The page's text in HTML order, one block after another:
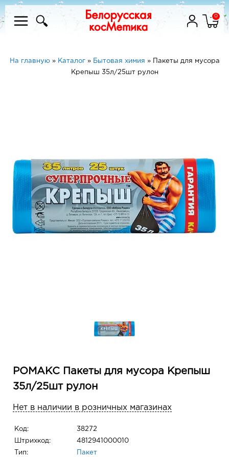
0
На главную» Каталог» Бытовая химия »
Пакеты для мусора
Крепыш 35л/25шт рулон
РОМАКС Пакеты для мусора Крепыш
35л/25шт рулон
Нет в наличии в розничных магазинах
Код: 38272
Штрихкод: 4812941000010
Тип: Пакет